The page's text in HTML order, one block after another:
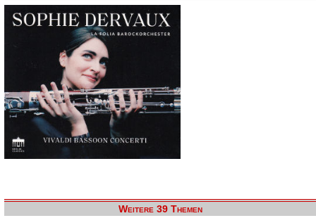
Weitere 39 Themen